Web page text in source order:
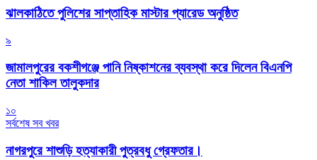
‎ঝালকাঠিতে পুলিশের সাপ্তাহিক মাস্টার প্যারেড অনুষ্ঠিত
৯
জামালপুরের বকশীগঞ্জে পানি নিষ্কাশনের ব্যবস্থা করে দিলেন বিএনপি
নেতা শাকিল তালুকদার
১০
সর্বশেষ সব খবর
নাগরপুরে শাশুড়ি হত্যাকারী পুত্রবধু গ্রেফতার।